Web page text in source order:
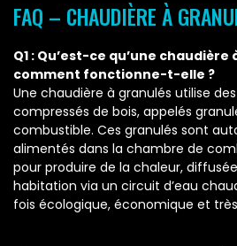
FAQ – CHAUDIÈRE À
Q1 : Qu’est-ce qu’une
comment fonctionne-t-elle ?
Une chaudière à granulés utilise
compressés de bois, appelés
combustible. Ces granulés sont
alimentés dans la chambre de
pour produire de la chaleur,
habitation via un circuit d’eau
fois écologique, économique et